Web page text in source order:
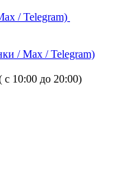
/ Telegram)
/ Max / Telegram)
с 10:00 до 20:00)